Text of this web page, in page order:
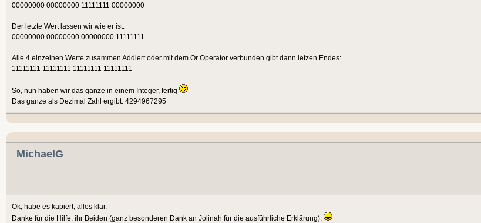
00000000 00000000 11111111 00000000
Der letzte Wert lassen wir wie er ist:
00000000 00000000 00000000 11111111
Alle 4 einzelnen Werte zusammen Addiert oder mit dem Or Operator verbunden gibt dann letzen Endes:
11111111 11111111 11111111 11111111
So, nun haben wir das ganze in einem Integer, fertig
Das ganze als Dezimal Zahl ergibt: 4294967295
MichaelG
Ok, habe es kapiert, alles klar.
Danke für die Hilfe, ihr Beiden (ganz besonderen Dank an Jolinah für die ausführliche Erklärung).